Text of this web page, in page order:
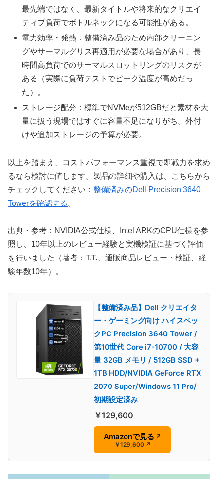
最先端ではなく、最新タイトルや将来的なクリエイ
ティブ負荷でボトルネックになる可能性がある。
電力効率・発熱：整備済み品のため内部クリーニン
グやサーマルグリス再適用が必要な場合があり、長
時間高負荷でのサーマルスロットリングのリスクが
ある（実際に負荷テストでピーク温度が高めだっ
た）。
ストレージ配分：標準でNVMeが512GBだと素材を大
量に扱う現場ではすぐに容量不足になりがち。外付
けや追加ストレージの予算が必要。
以上を踏まえ、コストパフォーマンス重視で即戦力を求め
るなら検討に値します。製品の詳細や購入は、こちらから
チェックしてください： 整備済みのDell Precision 3640
Towerを確認する 。
出典・参考：NVIDIA公式仕様、Intel ARKのCPU仕様を参
照し、10年以上のレビュー経験と実機検証に基づく評価
を行いました（著者：T.T.、通販商品レビュー・検証、経
験年数10年）。
【整備済み品】Dell クリエイタ
ー・ゲーミング向け ハイスペッ
クPC Precision 3640 Tower /
第10世代 Core i7-10700 / 大容
量 32GB メモリ / 512GB SSD +
1TB HDD/NVIDIA GeForce RTX
2070 Super/Windows 11 Pro/
初期設定済み
￥129,600
Amazonで見る ↗
￥129,600 ↗